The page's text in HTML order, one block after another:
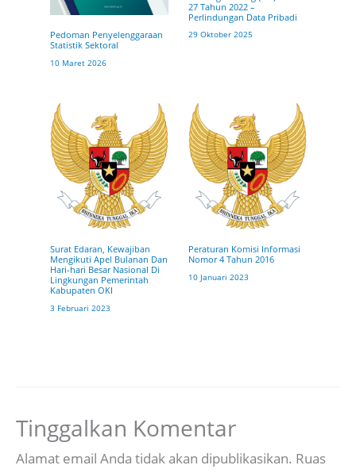
Pedoman Penyelenggaraan
Statistik Sektoral
10 Maret 2026
27 Tahun 2022 –
Perlindungan Data Pribadi
29 Oktober 2025
Surat Edaran, Kewajiban
Mengikuti Apel Bulanan Dan
Hari-hari Besar Nasional Di
Lingkungan Pemerintah
Kabupaten OKI
3 Februari 2023
Peraturan Komisi Informasi
Nomor 4 Tahun 2016‎
10 Januari 2023
Tinggalkan Komentar
Alamat email Anda tidak akan dipublikasikan. Ruas